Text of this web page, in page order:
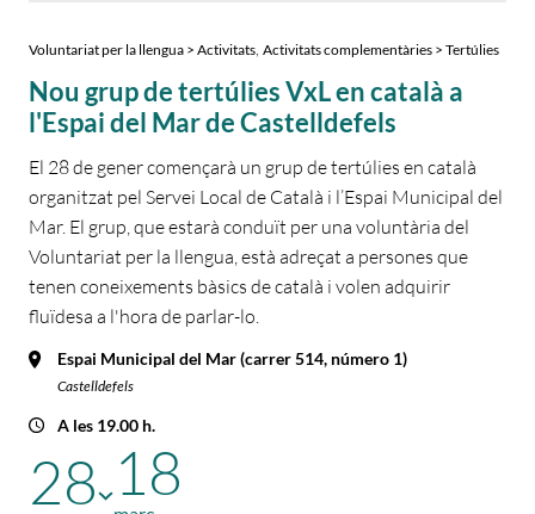
Voluntariat per la llengua > Activitats Activitats complementàries > Tertúlies
Nou grup de tertúlies VxL en català a
l'Espai del Mar de Castelldefels
El 28 de gener començarà un grup de tertúlies en català
organitzat pel Servei Local de Català i l’Espai Municipal del
Mar. El grup, que estarà conduït per una voluntària del
Voluntariat per la llengua, està adreçat a persones que
tenen coneixements bàsics de català i volen adquirir
fluïdesa a l'hora de parlar-lo.
Espai Municipal del Mar (carrer 514, número 1)
Castelldefels
A les 19.00 h.
28 18